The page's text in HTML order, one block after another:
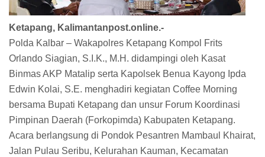
Ketapang, Kalimantanpost.online.-
Polda Kalbar – Wakapolres Ketapang Kompol Frits
Orlando Siagian, S.I.K., M.H. didampingi oleh Kasat
Binmas AKP Matalip serta Kapolsek Benua Kayong Ipda
Edwin Kolai, S.E. menghadiri kegiatan Coffee Morning
bersama Bupati Ketapang dan unsur Forum Koordinasi
Pimpinan Daerah (Forkopimda) Kabupaten Ketapang.
Acara berlangsung di Pondok Pesantren Mambaul Khairat,
Jalan Pulau Seribu, Kelurahan Kauman, Kecamatan